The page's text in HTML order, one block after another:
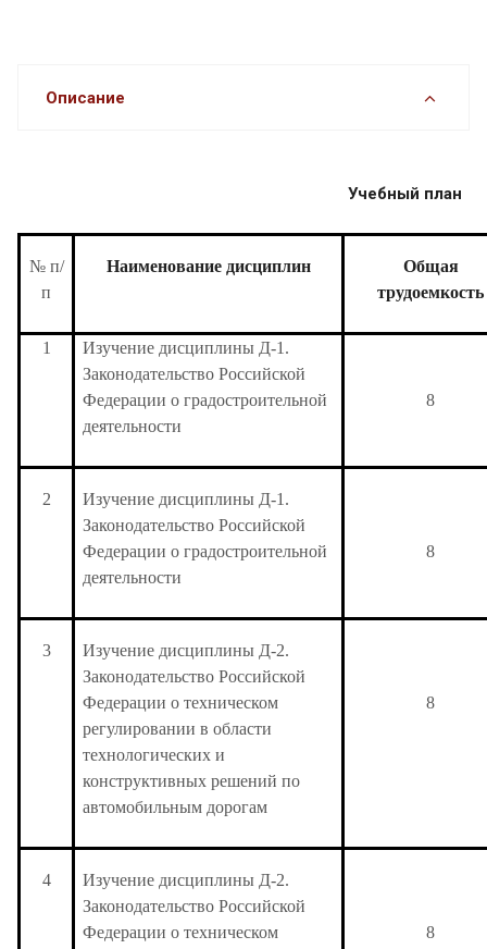
Описание
Учебный план
№ п/
п
Наименование дисциплин
Общая
трудоемкость
1
Изучение дисциплины Д-1.
Законодательство Российской
Федерации о градостроительной
деятельности
8
2
Изучение дисциплины Д-1.
Законодательство Российской
Федерации о градостроительной
деятельности
8
3
Изучение дисциплины Д-2.
Законодательство Российской
Федерации о техническом
регулировании в области
технологических и
конструктивных решений по
автомобильным дорогам
8
4
Изучение дисциплины Д-2.
Законодательство Российской
Федерации о техническом
8